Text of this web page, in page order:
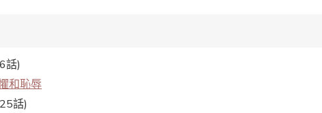
話)
和恥辱
話)